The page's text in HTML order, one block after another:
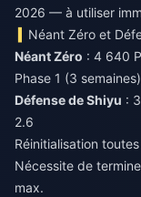
2026 — à utiliser
Néant Zéro et
Néant Zéro : 4 640
Phase 1 (3
Défense de Shiyu :
2.6
Réinitialisation
Nécessite de
max.